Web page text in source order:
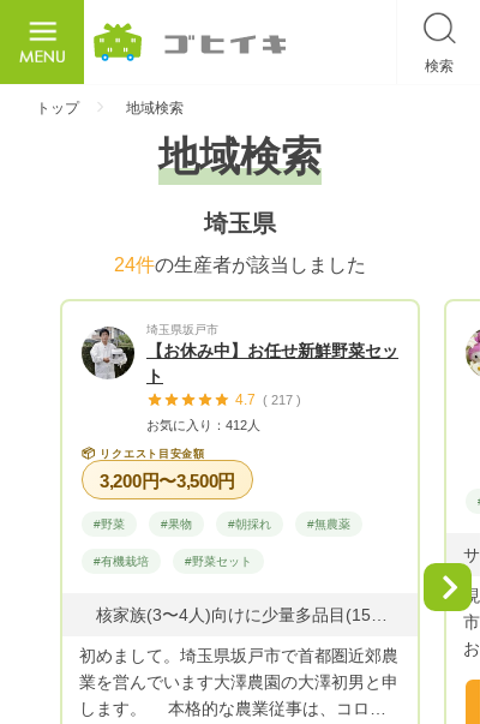
検索
トップ 地域検索
地域検索
埼玉県
24件の生産者が該当しました
埼玉県坂戸市
【お休み中】お任せ新鮮野菜セッ
ト
4.7 ( 217 )
お気に入り：412人
📦 リクエスト目安金額
3,200円〜3,500円
#野菜 #果物 #朝採れ #無農薬
#有機栽培 #野菜セット
初めまして。埼玉県坂戸市で首都圏近郊農
業を営んでいます大澤農園の大澤初男と申
します。 本格的な農業従事は、コロナ